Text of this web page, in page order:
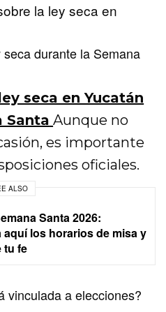
la ley seca en
durante la Semana
seca en Yucatán
Santa Aunque no
es importante
oficiales.
ALSO
Santa 2026:
los horarios de misa y
tu fe
vinculada a elecciones?